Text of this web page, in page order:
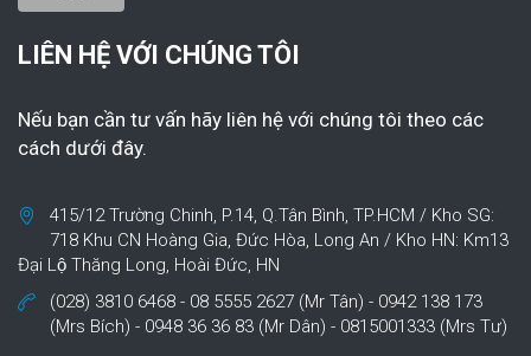
LIÊN HỆ VỚI CHÚNG TÔI
Nếu bạn cần tư vấn hãy liên hệ với chúng tôi theo các
cách dưới đây.
415/12 Trường Chinh, P.14, Q.Tân Bình, TP.HCM / Kho SG:
718 Khu CN Hoàng Gia, Đức Hòa, Long An / Kho HN: Km13
Đại Lộ Thăng Long, Hoài Đức, HN
(028) 3810 6468 - 08 5555 2627 (Mr Tân) - 0942 138 173
(Mrs Bích) - 0948 36 36 83 (Mr Dân) - 0815001333 (Mrs Tư)